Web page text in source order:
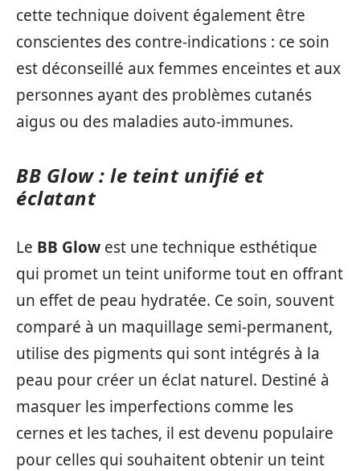
cette technique doivent également être
conscientes des contre-indications : ce soin
est déconseillé aux femmes enceintes et aux
personnes ayant des problèmes cutanés
aigus ou des maladies auto-immunes.
BB Glow : le teint unifié et
éclatant
Le BB Glow est une technique esthétique
qui promet un teint uniforme tout en offrant
un effet de peau hydratée. Ce soin, souvent
comparé à un maquillage semi-permanent,
utilise des pigments qui sont intégrés à la
peau pour créer un éclat naturel. Destiné à
masquer les imperfections comme les
cernes et les taches, il est devenu populaire
pour celles qui souhaitent obtenir un teint